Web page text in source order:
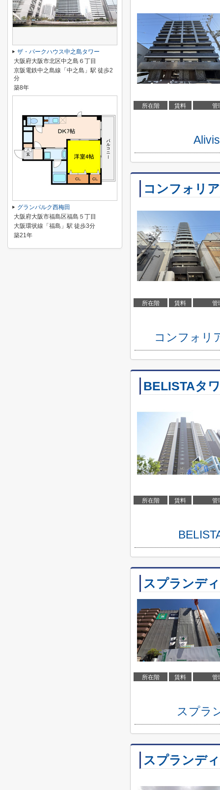
所在階 賃料 管
コンフォリ
所在階 賃料 管
コンフォリ
BELISTAタ
所在階 賃料 管
スプランデ
所在階 賃料 管
スプラ
スプランデ
ザ・パークハウス中之島タワー
大阪府大阪市北区中之島６丁目
京阪電鉄中之島線「中之島」駅 徒歩2
分
築8年
グランパルク西梅田
大阪府大阪市福島区福島５丁目
大阪環状線「福島」駅 徒歩3分
築21年